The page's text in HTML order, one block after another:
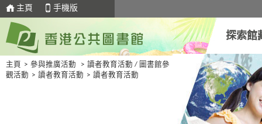
主頁 手機版
探索館
主頁 > 參與推廣活動 > 讀者教育活動 / 圖書館參
觀活動 > 讀者教育活動 > 讀者教育活動